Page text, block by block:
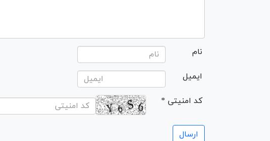
نام
ایمیل
* کد امنیتی